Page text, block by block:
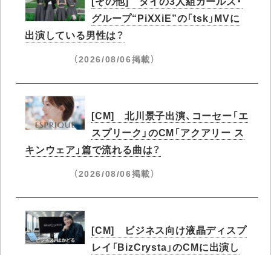
グループ“PiXXiE”の「tsk」MVに
出演している男性は？
（2026/08/06掲載）
[CM] 北川景子出演、コーセー「エ
スプリーク」のCM「アクアリー ス
キンウェア」篇で流れる曲は？
（2026/08/06掲載）
[CM] ビジネス向け液晶ディスプ
レイ「BizCrysta」のCMに出演し